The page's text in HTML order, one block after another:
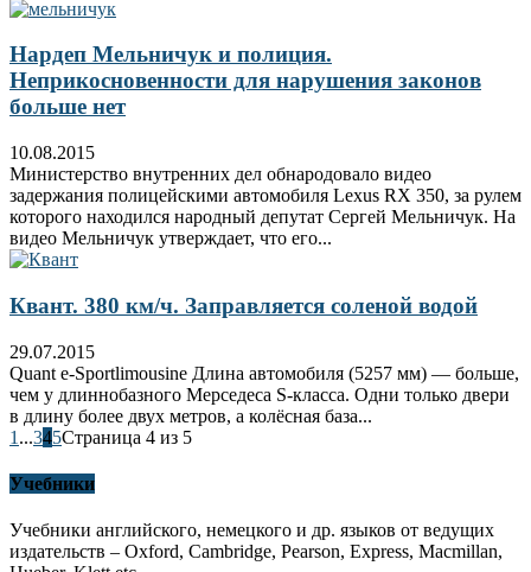
Нардеп Мельничук и полиция.
Неприкосновенности для нарушения законов
больше нет
10.08.2015
Министерство внутренних дел обнародовало видео
задержания полицейскими автомобиля Lexus RX 350, за рулем
которого находился народный депутат Сергей Мельничук. На
видео Мельничук утверждает, что его...
Квант. 380 км/ч. Заправляется соленой водой
29.07.2015
Quant e-Sportlimousine Длина автомобиля (5257 мм) — больше,
чем у длиннобазного Мерседеса S-класса. Одни только двери
в длину более двух метров, а колёсная база...
1 ...345Страница 4 из 5
Учебники
Учебники английского, немецкого и др. языков от ведущих
издательств – Oxford, Cambridge, Pearson, Express, Macmillan,